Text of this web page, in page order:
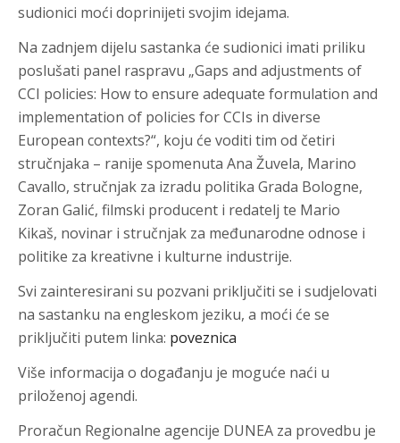
sudionici moći doprinijeti svojim idejama.
Na zadnjem dijelu sastanka će sudionici imati priliku
poslušati panel raspravu „Gaps and adjustments of
CCI policies: How to ensure adequate formulation and
implementation of policies for CCIs in diverse
European contexts?“, koju će voditi tim od četiri
stručnjaka – ranije spomenuta Ana Žuvela, Marino
Cavallo, stručnjak za izradu politika Grada Bologne,
Zoran Galić, filmski producent i redatelj te Mario
Kikaš, novinar i stručnjak za međunarodne odnose i
politike za kreativne i kulturne industrije.
Svi zainteresirani su pozvani priključiti se i sudjelovati
na sastanku na engleskom jeziku, a moći će se
priključiti putem linka: poveznica
Više informacija o događanju je moguće naći u
priloženoj agendi.
Proračun Regionalne agencije DUNEA za provedbu je